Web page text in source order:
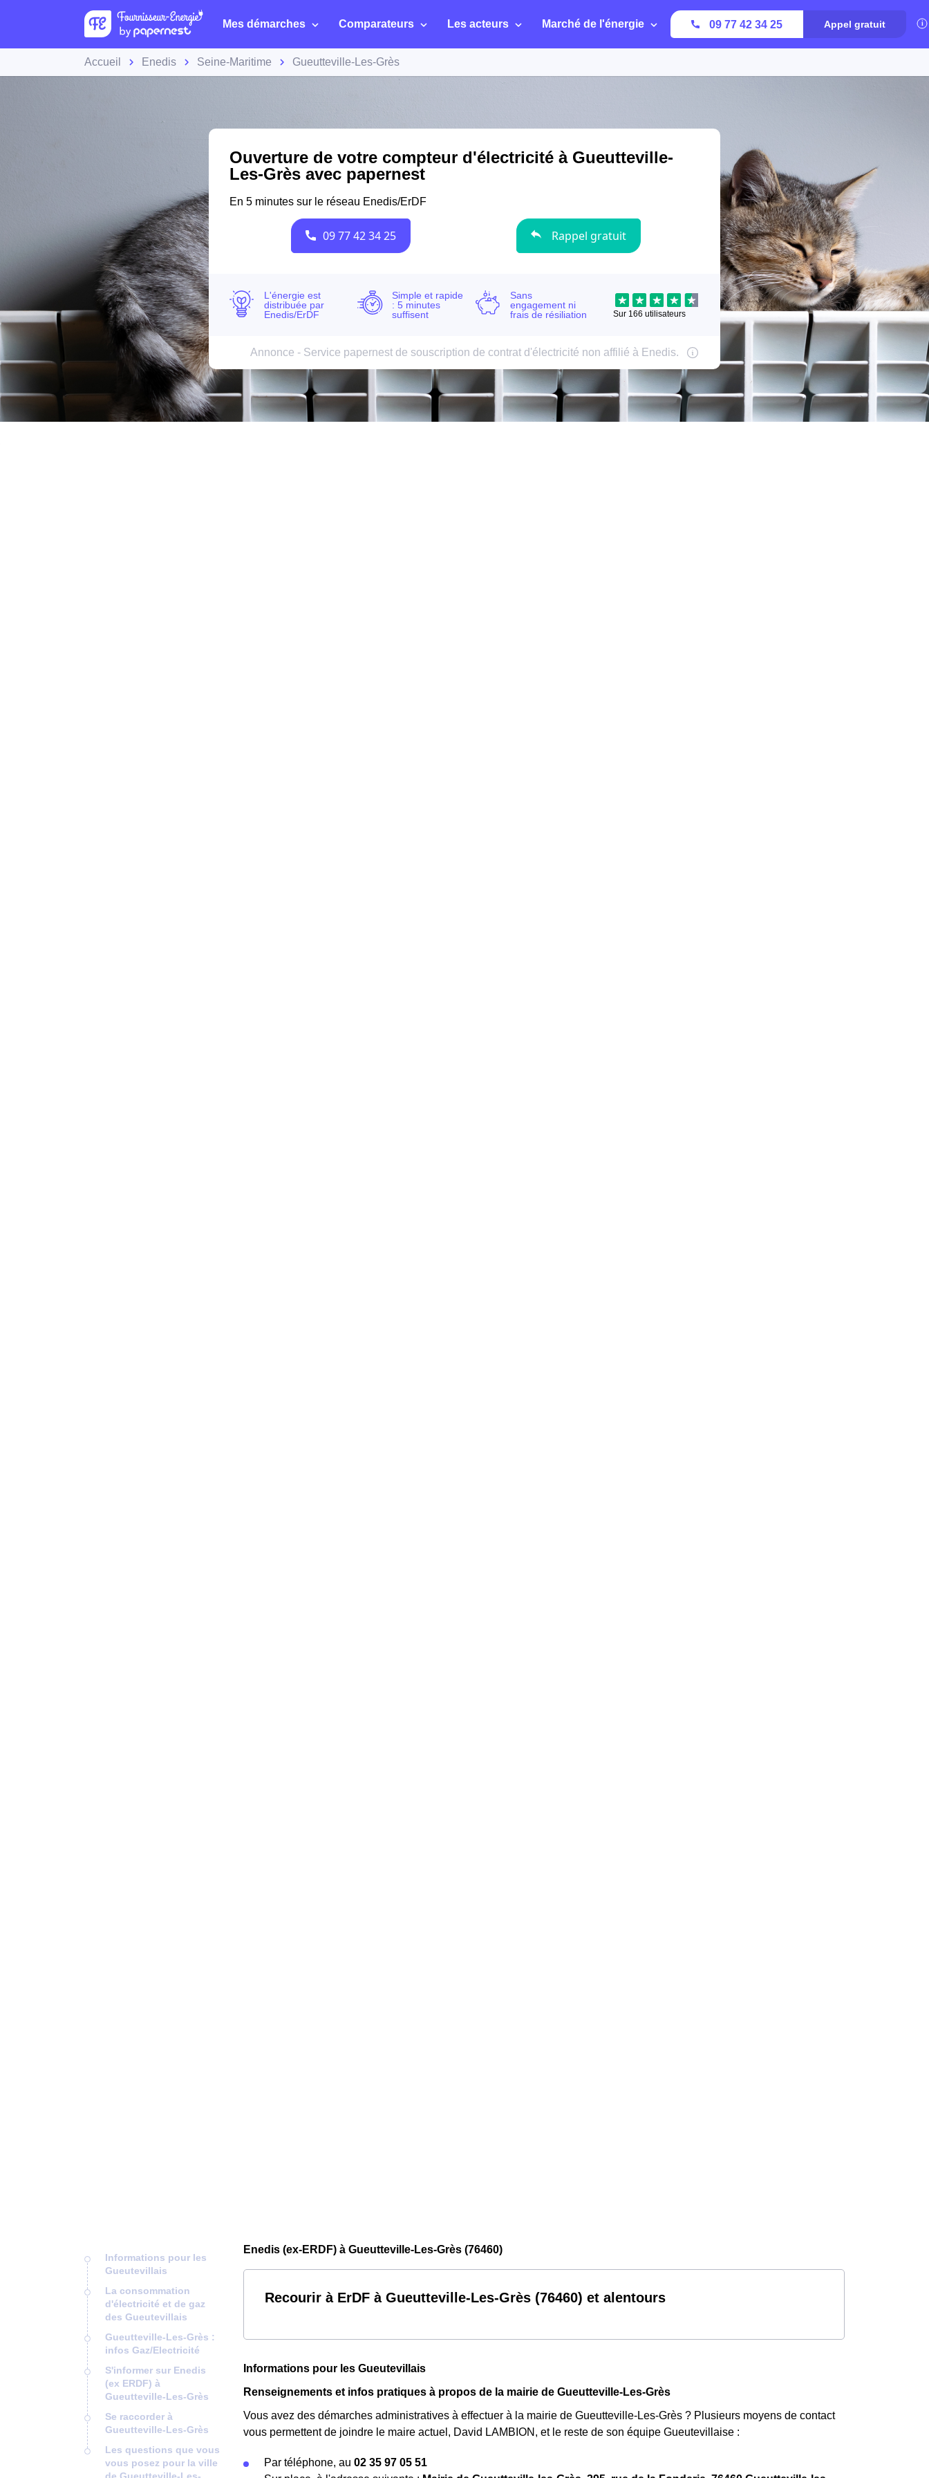
Mes démarches Comparateurs Les acteurs Marché de l'énergie 09 77 42 34 25 Appel gratuit
Accueil Enedis Seine-Maritime Gueutteville-Les-Grès
Informations pour les
Gueutevillais
La consommation
d'électricité et de gaz
des Gueutevillais
Gueutteville-Les-Grès :
infos Gaz/Electricité
S'informer sur Enedis
(ex ERDF) à
Gueutteville-Les-Grès
Se raccorder à
Gueutteville-Les-Grès
Les questions que vous
vous posez pour la ville
Enedis (ex-ERDF) à Gueutteville-Les-Grès (76460)
Recourir à ErDF à Gueutteville-Les-Grès (76460) et alentours
Informations pour les Gueutevillais
Renseignements et infos pratiques à propos de la mairie de Gueutteville-Les-Grès
Vous avez des démarches administratives à effectuer à la mairie de Gueutteville-Les-Grès ? Plusieurs moyens de contact
vous permettent de joindre le maire actuel, David LAMBION, et le reste de son équipe Gueutevillaise :
Par téléphone, au 02 35 97 05 51